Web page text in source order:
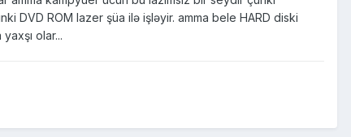
DVD ROM lazer şüa ilə işləyir. amma bele HARD diski
olar...